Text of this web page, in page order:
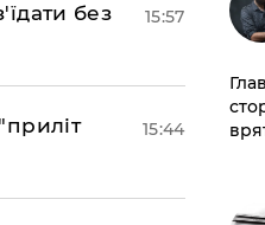
без
15:57
15:44